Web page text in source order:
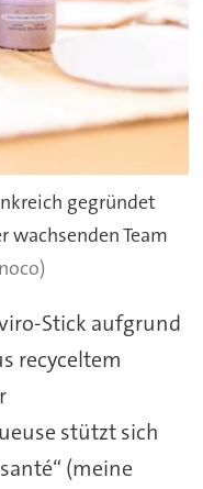
gegründet
Team
Stick aufgrund
recyceltem
stützt sich
(meine